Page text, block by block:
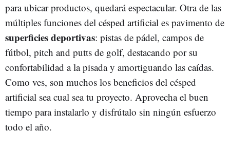
para ubicar productos, quedará espectacular. Otra de las
múltiples funciones del césped artificial es pavimento de
superficies deportivas: pistas de pádel, campos de
fútbol, pitch and putts de golf, destacando por su
confortabilidad a la pisada y amortiguando las caídas.
Como ves, son muchos los beneficios del césped
artificial sea cual sea tu proyecto. Aprovecha el buen
tiempo para instalarlo y disfrútalo sin ningún esfuerzo
todo el año.